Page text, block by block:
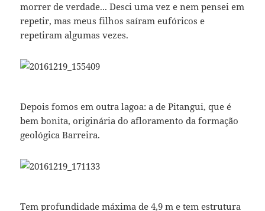
morrer de verdade... Desci uma vez e nem pensei em
repetir, mas meus filhos saíram eufóricos e
repetiram algumas vezes.
Depois fomos em outra lagoa: a de Pitangui, que é
bem bonita, originária do afloramento da formação
geológica Barreira.
Tem profundidade máxima de 4,9 m e tem estrutura